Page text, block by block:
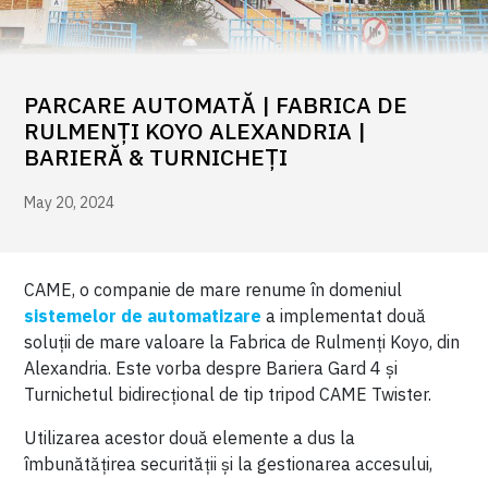
PARCARE AUTOMATĂ | FABRICA DE
RULMENȚI KOYO ALEXANDRIA |
BARIERĂ & TURNICHEȚI
May 20, 2024
CAME, o companie de mare renume în domeniul
sistemelor de automatizare a implementat două
soluții de mare valoare la Fabrica de Rulmenți Koyo, din
Alexandria. Este vorba despre Bariera Gard 4 și
Turnichetul bidirecțional de tip tripod CAME Twister.
Utilizarea acestor două elemente a dus la
îmbunătățirea securității și la gestionarea accesului,